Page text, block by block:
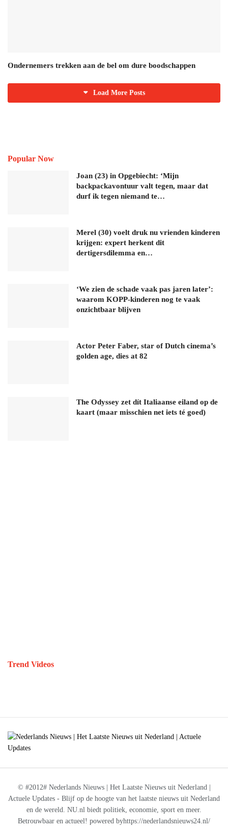
Ondernemers trekken aan de bel om dure boodschappen
Load More Posts
Popular Now
Joan (23) in Opgebiecht: ‘Mijn
backpackavontuur valt tegen, maar dat
durf ik tegen niemand te…
Merel (30) voelt druk nu vrienden kinderen
krijgen: expert herkent dit
dertigersdilemma en…
‘We zien de schade vaak pas jaren later’:
waarom KOPP-kinderen nog te vaak
onzichtbaar blijven
Actor Peter Faber, star of Dutch cinema’s
golden age, dies at 82
The Odyssey zet dít Italiaanse eiland op de
kaart (maar misschien net iets té goed)
Trend Videos
© #2012# Nederlands Nieuws | Het Laatste Nieuws uit Nederland |
Actuele Updates - Blijf op de hoogte van het laatste nieuws uit Nederland
en de wereld. NU.nl biedt politiek, economie, sport en meer.
Betrouwbaar en actueel! powered byhttps://nederlandsnieuws24.nl/